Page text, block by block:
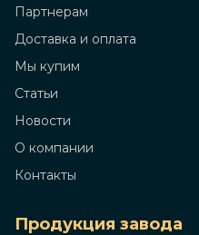
Партнерам
Доставка и оплата
Мы купим
Статьи
Новости
О компании
Контакты
Продукция завода